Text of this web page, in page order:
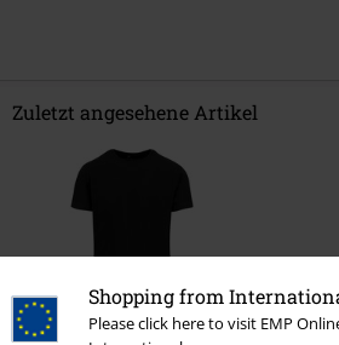
Shopping from
Please click here to visit EMP
Zuletzt angesehene Artikel